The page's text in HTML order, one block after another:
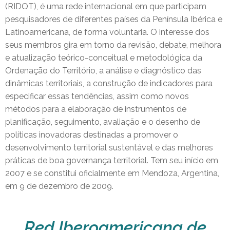
(RIDOT), é uma rede internacional em que participam
pesquisadores de diferentes países da Península Ibérica e
Latinoamericana, de forma voluntaria. O interesse dos
seus membros gira em torno da revisão, debate, melhora
e atualização teórico-conceitual e metodológica da
Ordenação do Território, a análise e diagnóstico das
dinâmicas territoriais, a construção de indicadores para
especificar essas tendências, assim como novos
métodos para a elaboração de instrumentos de
planificação, seguimento, avaliação e o desenho de
políticas inovadoras destinadas a promover o
desenvolvimento territorial sustentável e das melhores
práticas de boa governança territorial. Tem seu início em
2007 e se constitui oficialmente em Mendoza, Argentina,
em 9 de dezembro de 2009.